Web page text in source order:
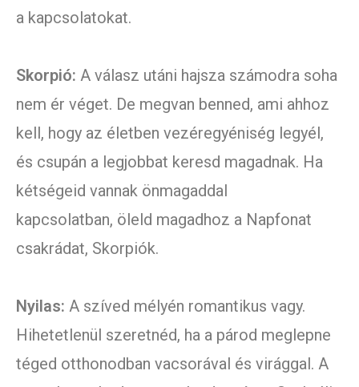
a kapcsolatokat.
Skorpió: A válasz utáni hajsza számodra soha
nem ér véget. De megvan benned, ami ahhoz
kell, hogy az életben vezéregyéniség legyél,
és csupán a legjobbat keresd magadnak. Ha
kétségeid vannak önmagaddal
kapcsolatban, öleld magadhoz a Napfonat
csakrádat, Skorpiók.
Nyilas: A szíved mélyén romantikus vagy.
Hihetetlenül szeretnéd, ha a párod meglepne
téged otthonodban vacsorával és virággal. A